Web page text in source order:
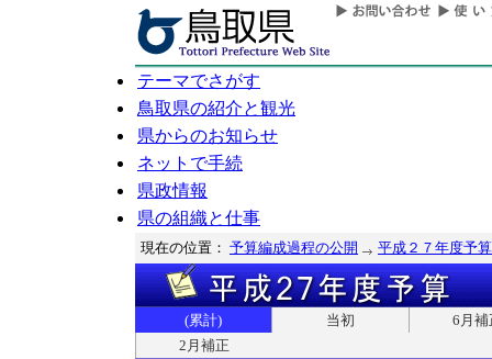
テーマでさがす
鳥取県の紹介と観光
県からのお知らせ
ネットで手続
県政情報
県の組織と仕事
現在の位置： 予算編成過程の公開 平成２７年度予算
(累計) 当初
6月補
2月補正